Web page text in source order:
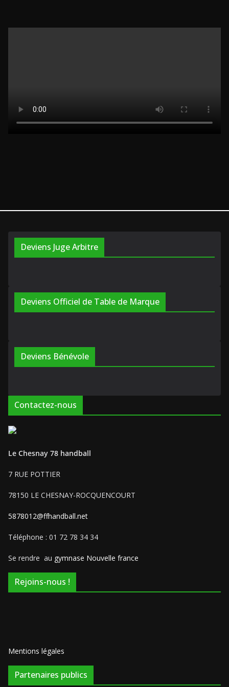
Deviens Juge Arbitre
Deviens Officiel de Table de Marque
Deviens Bénévole
Contactez-nous
Le Chesnay 78 handball
7 RUE POTTIER
78150 LE CHESNAY-ROCQUENCOURT
5878012@ffhandball.net
Téléphone : 01 72 78 34 34
Se rendre au gymnase Nouvelle france
Rejoins-nous !
Mentions légales
Partenaires publics